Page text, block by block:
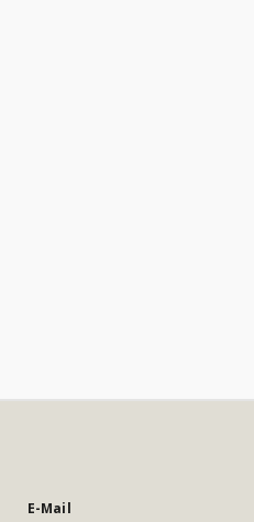
E-Mail